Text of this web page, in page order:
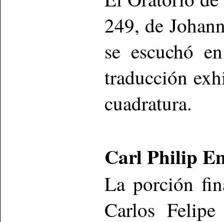
249, de
se escuchó
traducción
cuadratura.
Carl Philip
La porción
Carlos